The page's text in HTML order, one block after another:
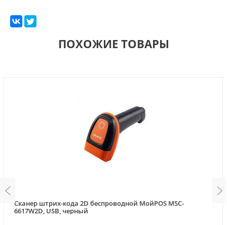
ПОХОЖИЕ ТОВАРЫ
Сканер штрих-кода 2D беспроводной МойPOS MSC-
6617W2D, USB, черный